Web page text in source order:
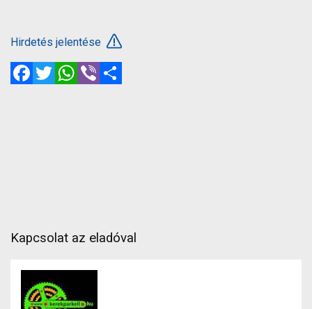
Hirdetés jelentése
FacebookTwitterWhatsApp
Viber
Kapcsolat az eladóval